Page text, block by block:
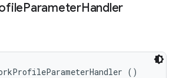
ParameterHandler
()